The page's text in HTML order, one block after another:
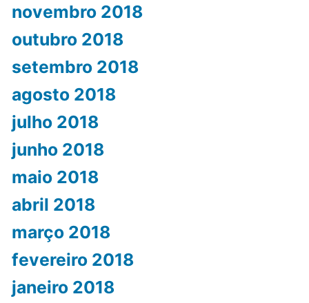
novembro 2018
outubro 2018
setembro 2018
agosto 2018
julho 2018
junho 2018
maio 2018
abril 2018
março 2018
fevereiro 2018
janeiro 2018